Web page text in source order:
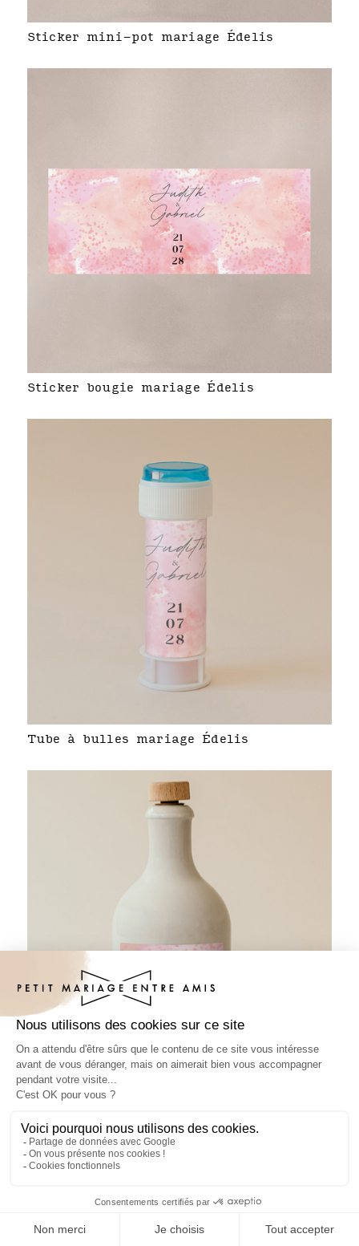
Sticker mini-pot mariage Édelis
Sticker bougie mariage Édelis
Tube à bulles mariage Édelis
Sticker bouteille mariage Édelis